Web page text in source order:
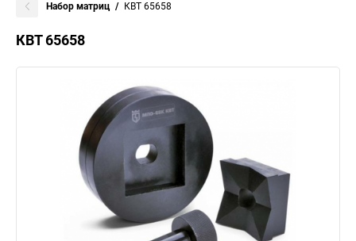
Набор матриц КВТ 65658
КВТ 65658